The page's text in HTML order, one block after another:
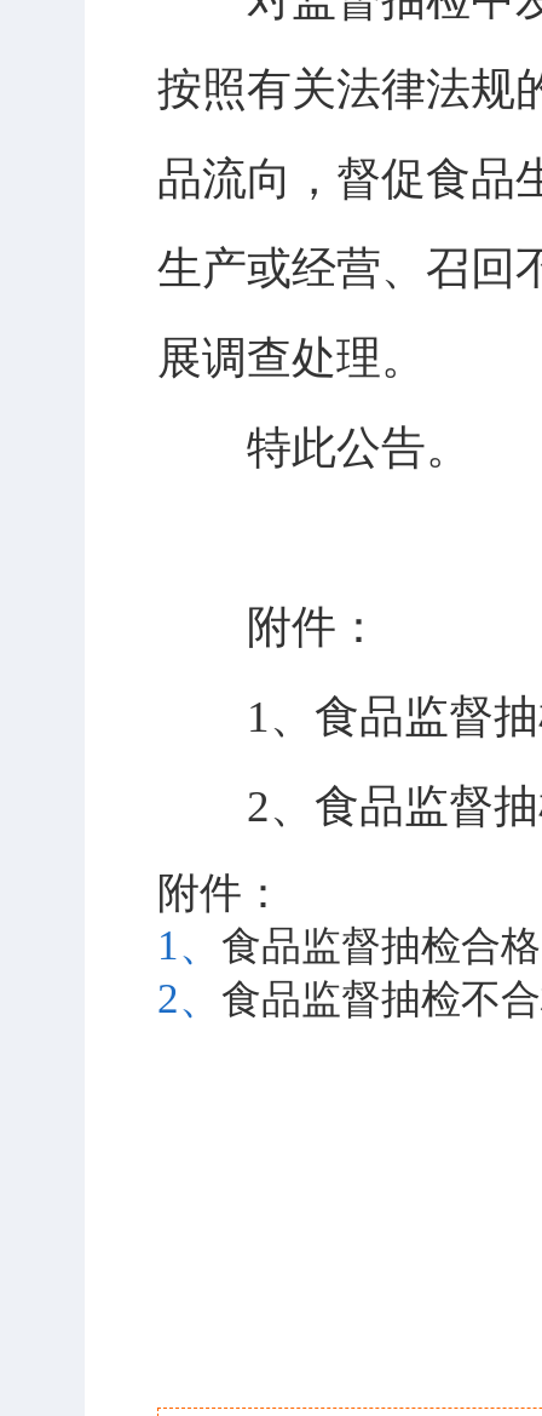
按照有关法律法规
品流向，督促食品
生产或经营、召回
展调查处理。
特此公告。
附件：
1、食品监督抽
2、食品监督抽
附件：
1、 食品监督抽检合
2、 食品监督抽检不